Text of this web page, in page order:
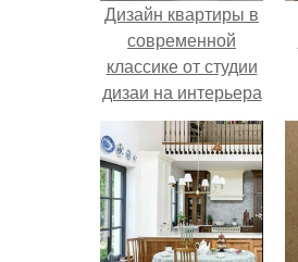
Дизайн квартиры в
современной
классике от студии
дизаи на интерьера
Nord, навеянный
районом, в котором
находится этот
объект.